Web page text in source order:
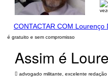
CONTACTAR COM Lourenço
é gratuito e sem compromisso
Assim é
 advogado militante, excelente redação